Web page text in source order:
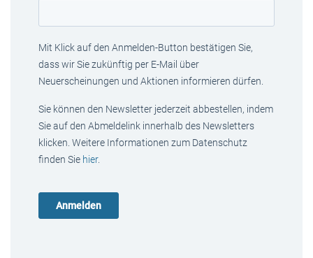
Mit Klick auf den Anmelden-Button bestätigen Sie,
dass wir Sie zukünftig per E-Mail über
Neuerscheinungen und Aktionen informieren dürfen.
Sie können den Newsletter jederzeit abbestellen, indem
Sie auf den Abmeldelink innerhalb des Newsletters
klicken. Weitere Informationen zum Datenschutz
finden Sie hier.